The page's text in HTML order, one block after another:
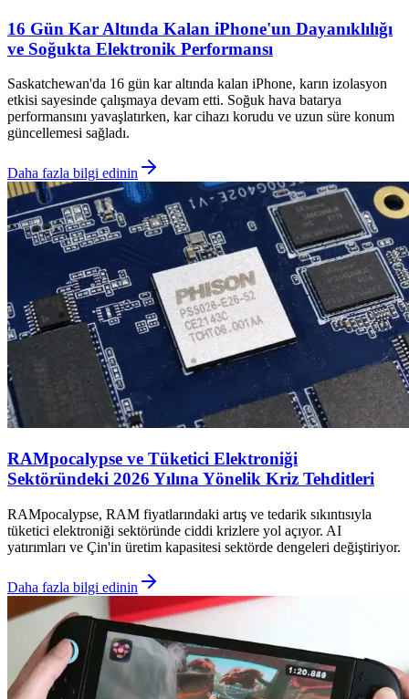
16 Gün Kar Altında Kalan iPhone'un Dayanıklılığı
ve Soğukta Elektronik Performansı
Saskatchewan'da 16 gün kar altında kalan iPhone, karın izolasyon
etkisi sayesinde çalışmaya devam etti. Soğuk hava batarya
performansını yavaşlatırken, kar cihazı korudu ve uzun süre konum
güncellemesi sağladı.
Daha fazla bilgi edinin
RAMpocalypse ve Tüketici Elektroniği
Sektöründeki 2026 Yılına Yönelik Kriz Tehditleri
RAMpocalypse, RAM fiyatlarındaki artış ve tedarik sıkıntısıyla
tüketici elektroniği sektöründe ciddi krizlere yol açıyor. AI
yatırımları ve Çin'in üretim kapasitesi sektörde dengeleri değiştiriyor.
Daha fazla bilgi edinin